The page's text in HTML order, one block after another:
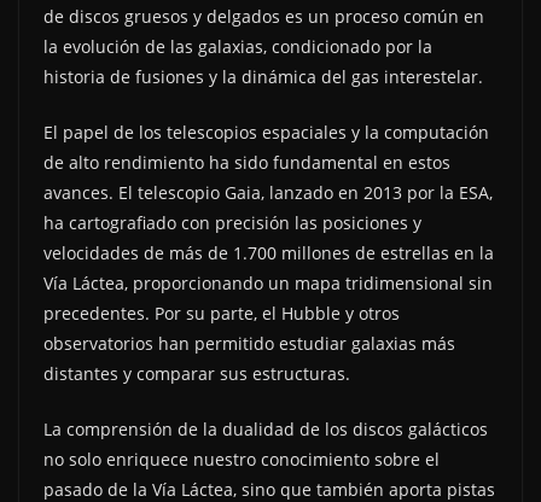
de discos gruesos y delgados es un proceso común en
la evolución de las galaxias, condicionado por la
historia de fusiones y la dinámica del gas interestelar.
El papel de los telescopios espaciales y la computación
de alto rendimiento ha sido fundamental en estos
avances. El telescopio Gaia, lanzado en 2013 por la ESA,
ha cartografiado con precisión las posiciones y
velocidades de más de 1.700 millones de estrellas en la
Vía Láctea, proporcionando un mapa tridimensional sin
precedentes. Por su parte, el Hubble y otros
observatorios han permitido estudiar galaxias más
distantes y comparar sus estructuras.
La comprensión de la dualidad de los discos galácticos
no solo enriquece nuestro conocimiento sobre el
pasado de la Vía Láctea, sino que también aporta pistas